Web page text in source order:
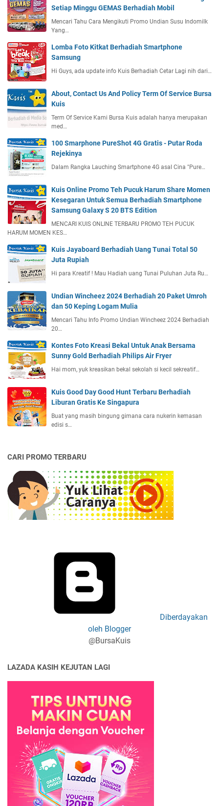
Setiap Minggu GEMAS Berhadiah Mobil
Mencari Tahu Cara Mengikuti Promo Undian Susu Indomilk
Yang…
Lomba Foto Kitkat Berhadiah Smartphone
Samsung
Hi Guys, ada update info Kuis Berhadiah Cetar Lagi nih dari…
About, Contact Us And Policy Term Of Service Bursa
Kuis
Term Of Service Kami Bursa Kuis adalah hanya merupakan
med…
100 Smarphone PureShot 4G Gratis - Putar Roda
Rejekinya
Dalam Rangka Lauching Smartphone 4G asal Cina "Pure…
Kuis Online Promo Teh Pucuk Harum Share Momen
Kesegaran Untuk Semua Berhadiah Smartphone
Samsung Galaxy S 20 BTS Edition
MENCARI KUIS ONLINE TERBARU PROMO TEH PUCUK
HARUM MOMEN KES…
Kuis Jayaboard Berhadiah Uang Tunai Total 50
Juta Rupiah
Hi para Kreatif ! Mau Hadiah uang Tunai Puluhan Juta Ru…
Undian Wincheez 2024 Berhadiah 20 Paket Umroh
dan 50 Keping Logam Mulia
Mencari Tahu Info Promo Undian Wincheez 2024 Berhadiah
20…
Kontes Foto Kreasi Bekal Untuk Anak Bersama
Sunny Gold Berhadiah Philips Air Fryer
Hai mom, yuk kreasikan bekal sekolah si kecil sekreatif…
Kuis Good Day Good Hunt Terbaru Berhadiah
Liburan Gratis Ke Singapura
Buat yang masih bingung gimana cara nukerin kemasan
edisi s…
CARI PROMO TERBARU
Diberdayakan
oleh Blogger
@BursaKuis
LAZADA KASIH KEJUTAN LAGI